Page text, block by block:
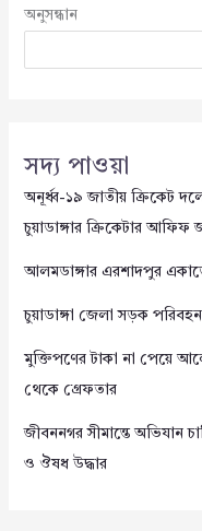
অনুসন্ধান
সদ্য পাওয়া
অনূর্ধ্ব-১৯ জাতীয় ক্রিকেট
চুয়াডাঙ্গার ক্রিকেটার আফিফ
আলমডাঙ্গার এরশাদপুর
চুয়াডাঙ্গা জেলা সড়ক
মুক্তিপণের টাকা না পেয়ে
থেকে গ্রেফতার
জীবননগর সীমান্তে অভিযান
ও ঔষধ উদ্ধার